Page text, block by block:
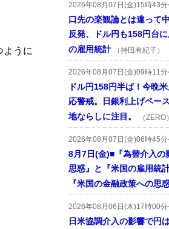
うに
2026年08月07日(金)15時43分
口先の楽観論とは違って
反発、ドル円も158円台
の雇用統計
（持田有紀子）
2026年08月07日(金)09時11分
ドル円158円半ば！今晩
応警戒。日銀利上げペー
地ならしに注目。
（ZERO）
2026年08月07日(金)06時45分
8月7日(金)■『為替介入の
思惑』と『米国の雇用統
『米国の金融政策への思
2026年08月06日(木)17時00分
日米協調介入の影響で円